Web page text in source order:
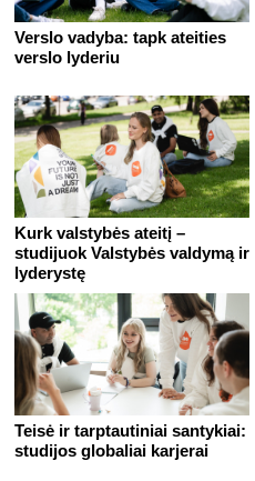
Verslo vadyba: tapk ateities
verslo lyderiu
Kurk valstybės ateitį –
studijuok Valstybės valdymą ir
lyderystę
Teisė ir tarptautiniai santykiai:
studijos globaliai karjerai